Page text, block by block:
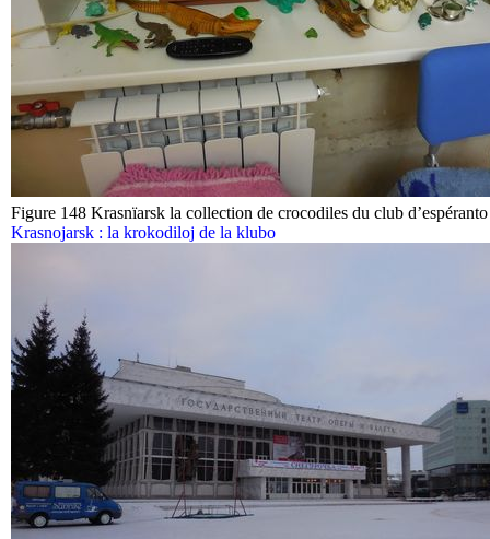
Figure 148 Krasnïarsk la collection de crocodiles du club
Krasnojarsk : la krokodiloj de la klubo